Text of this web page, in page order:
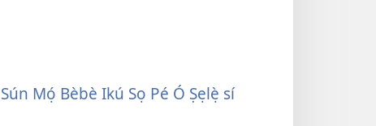
Mọ́ Bèbè Ikú Sọ Pé Ó Ṣẹlẹ̀ sí